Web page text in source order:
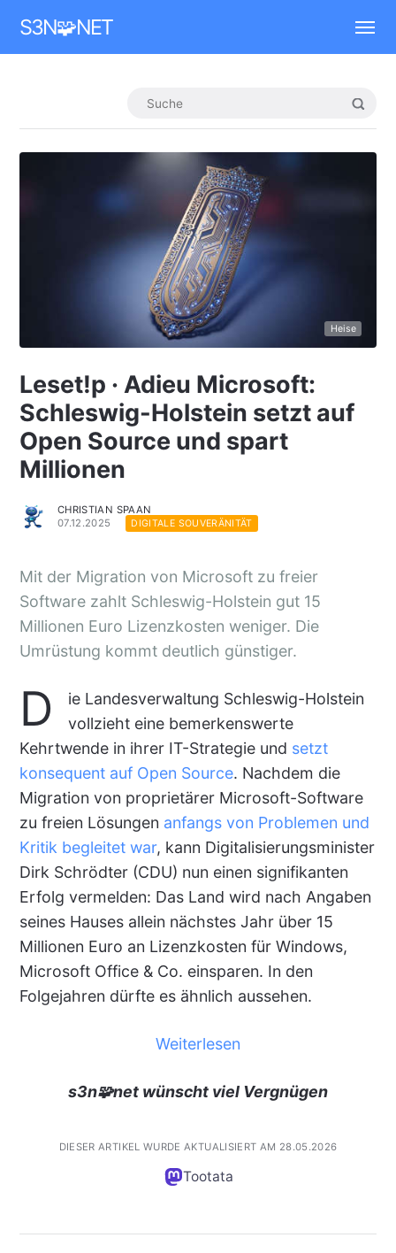
S3N🧩NET
Heise
Leset!p · Adieu Microsoft:
Schleswig-Holstein setzt auf
Open Source und spart
Millionen
CHRISTIAN SPAAN
07.12.2025
DIGITALE SOUVERÄNITÄT
Mit der Migration von Microsoft zu freier
Software zahlt Schleswig-Holstein gut 15
Millionen Euro Lizenzkosten weniger. Die
Umrüstung kommt deutlich günstiger.
D
ie Landesverwaltung Schleswig-Holstein
vollzieht eine bemerkenswerte
Kehrtwende in ihrer IT-Strategie und setzt
konsequent auf Open Source. Nachdem die
Migration von proprietärer Microsoft-Software
zu freien Lösungen anfangs von Problemen und
Kritik begleitet war, kann Digitalisierungsminister
Dirk Schrödter (CDU) nun einen signifikanten
Erfolg vermelden: Das Land wird nach Angaben
seines Hauses allein nächstes Jahr über 15
Millionen Euro an Lizenzkosten für Windows,
Microsoft Office & Co. einsparen. In den
Folgejahren dürfte es ähnlich aussehen.
Weiterlesen
s3n🧩net wünscht viel Vergnügen
DIESER ARTIKEL WURDE AKTUALISIERT AM 28.05.2026
Tootata